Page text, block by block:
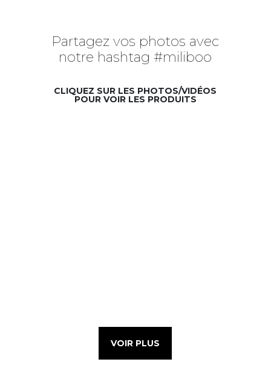
Partagez vos photos avec
notre hashtag #miliboo
CLIQUEZ SUR LES PHOTOS/VIDÉOS
POUR VOIR LES PRODUITS
VOIR PLUS